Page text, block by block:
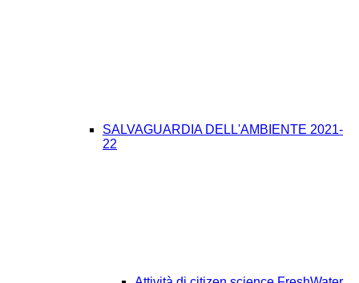
SALVAGUARDIA DELL'AMBIENTE 2021-
22